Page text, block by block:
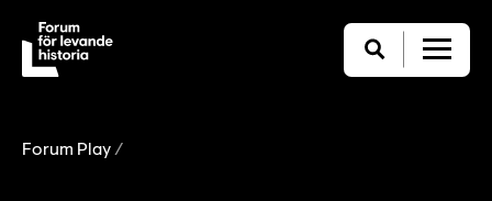
Forum Play